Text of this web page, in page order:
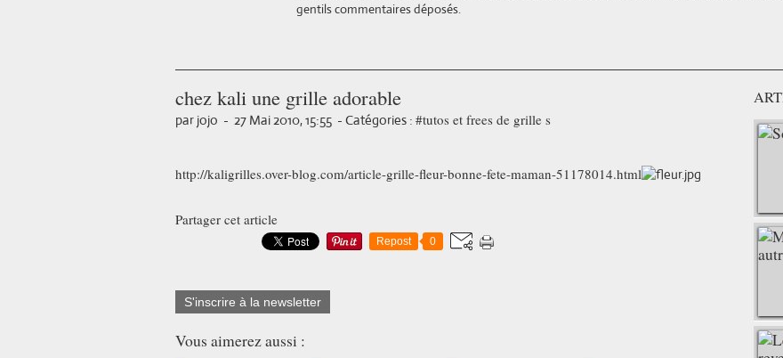
gentils commentaires déposés.
chez kali une grille adorable
par jojo - 27 Mai 2010, 15:55 - Catégories : #tutos et frees de grille s
http://kaligrilles.over-blog.com/article-grille-fleur-bonne-fete-maman-51178014.html
Partager cet article
Repost 0
S'inscrire à la newsletter
Vous aimerez aussi :